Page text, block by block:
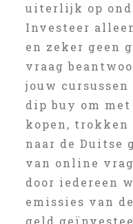
uiterlijk op
Investeer
en zeker geen
vraag
jouw
dip buy om
kopen, trokken
naar de Duitse
van online
door iedereen
emissies van
geld